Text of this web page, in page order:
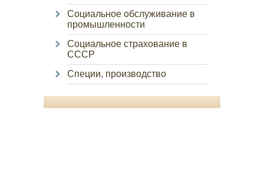
Социальное обслуживание в
промышленности
Социальное страхование в
СССР
Специи, производство